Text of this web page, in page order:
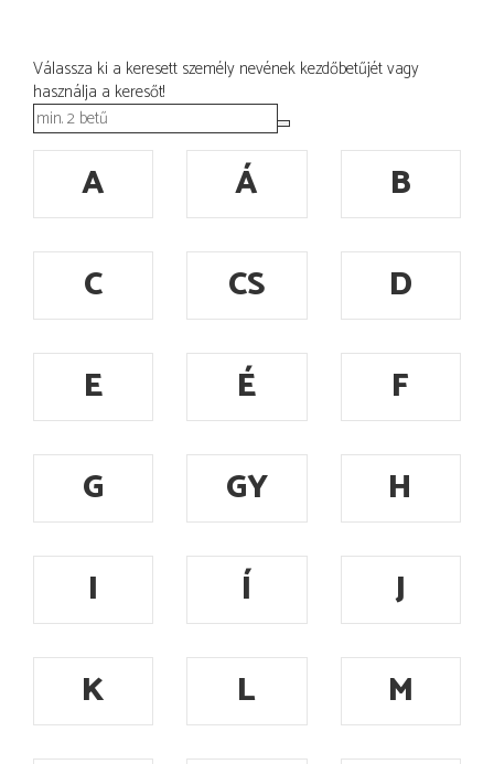
Válassza ki a keresett személy nevének kezdőbetűjét vagy
használja a keresőt!
A Á
B
C
CS
D
E
É
F
G
GY
H
I
Í
J
K
L
M